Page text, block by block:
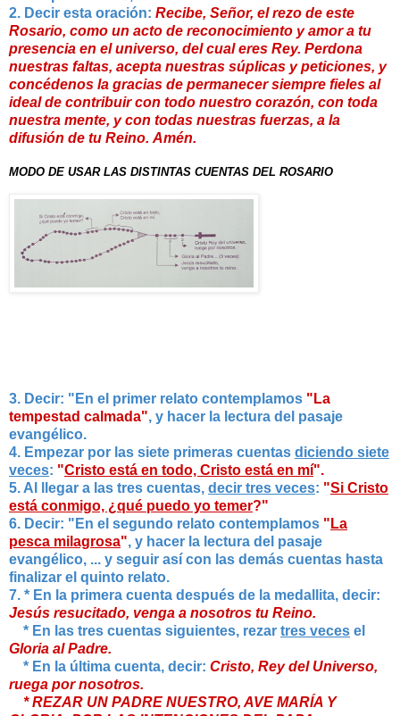
2. Decir esta oración: Recibe, Señor, el rezo de este
Rosario, como un acto de reconocimiento y amor a tu
presencia en el universo, del cual eres Rey. Perdona
nuestras faltas, acepta nuestras súplicas y peticiones, y
concédenos la gracias de permanecer siempre fieles al
ideal de contribuir con todo nuestro corazón, con toda
nuestra mente, y con todas nuestras fuerzas, a la
difusión de tu Reino. Amén.
MODO DE USAR LAS DISTINTAS CUENTAS DEL ROSARIO
3. Decir: "En el primer relato contemplamos "La
tempestad calmada", y hacer la lectura del pasaje
evangélico.
4. Empezar por las siete primeras cuentas diciendo siete
veces: "Cristo está en todo, Cristo está en mí".
5. Al llegar a las tres cuentas, decir tres veces: "Si Cristo
está conmigo, ¿qué puedo yo temer?"
6. Decir: "En el segundo relato contemplamos " La
pesca milagrosa", y hacer la lectura del pasaje
evangélico, ... y seguir así con las demás cuentas hasta
finalizar el quinto relato.
7. * En la primera cuenta después de la medallita, decir:
Jesús resucitado, venga a nosotros tu Reino.
* En las tres cuentas siguientes, rezar tres veces el
Gloria al Padre.
* En la última cuenta, decir: Cristo, Rey del Universo,
ruega por nosotros.
* REZAR UN PADRE NUESTRO, AVE MARÍA Y